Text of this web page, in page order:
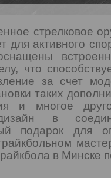
стрелковое
активного
что
за счет
таких
и многое
в
подарок для
в Минске